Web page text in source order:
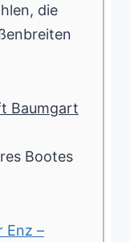
die
Baumgart
Bootes
Enz –